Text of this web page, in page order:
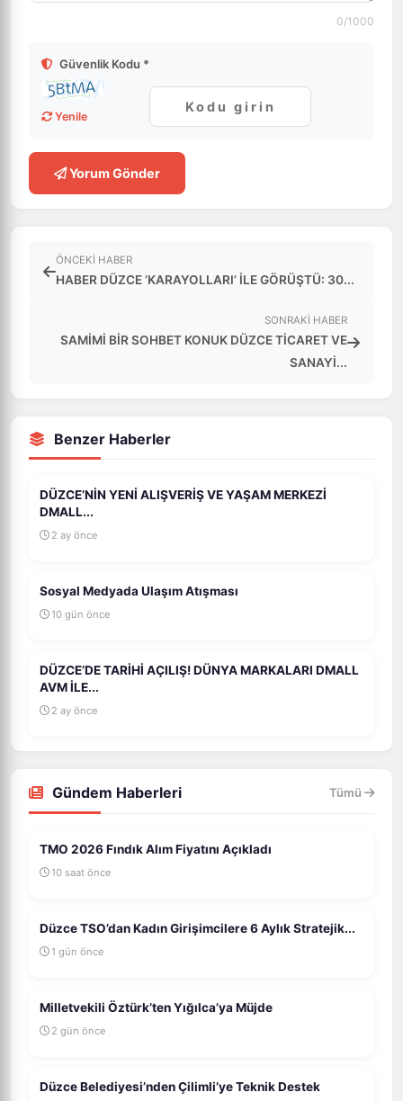
0/1000
Güvenlik Kodu *
Yenile
Yorum Gönder
ÖNCEKI HABER
HABER DÜZCE ‘KARAYOLLARI’ İLE GÖRÜŞTÜ: 30...
SONRAKI HABER
SAMİMİ BİR SOHBET KONUK DÜZCE TİCARET VE
SANAYİ...
Benzer Haberler
DÜZCE’NİN YENİ ALIŞVERİŞ VE YAŞAM MERKEZİ
DMALL...
2 ay önce
Sosyal Medyada Ulaşım Atışması
10 gün önce
DÜZCE’DE TARİHİ AÇILIŞ! DÜNYA MARKALARI DMALL
AVM İLE...
2 ay önce
Gündem Haberleri Tümü
TMO 2026 Fındık Alım Fiyatını Açıkladı
10 saat önce
Düzce TSO’dan Kadın Girişimcilere 6 Aylık Stratejik...
1 gün önce
Milletvekili Öztürk’ten Yığılca’ya Müjde
2 gün önce
Düzce Belediyesi’nden Çilimli’ye Teknik Destek